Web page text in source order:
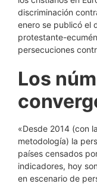
discriminación
enero se publicó el
protestante-
persecuciones
Los
«Desde 2014 (con
metodología) la
países censados
indicadores, hoy
en escenario de